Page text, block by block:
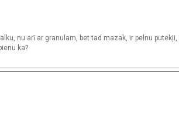
nu arī ar granulam, bet tad mazak, ir pelnu
ka?